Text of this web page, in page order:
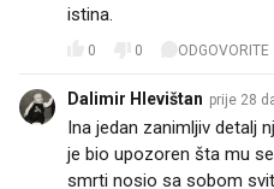
istina.
0 0 ODGOVORITE
Dalimir Hlevištan prije 28
Ina jedan zanimljiv detalj
je bio upozoren šta mu
smrti nosio sa sobom